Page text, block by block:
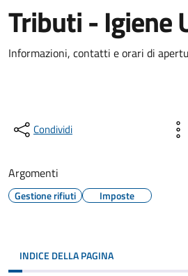
Tributi - Igiene
Informazioni, contatti e orari di
Condividi
Argomenti
Gestione rifiuti Imposte
INDICE DELLA PAGINA